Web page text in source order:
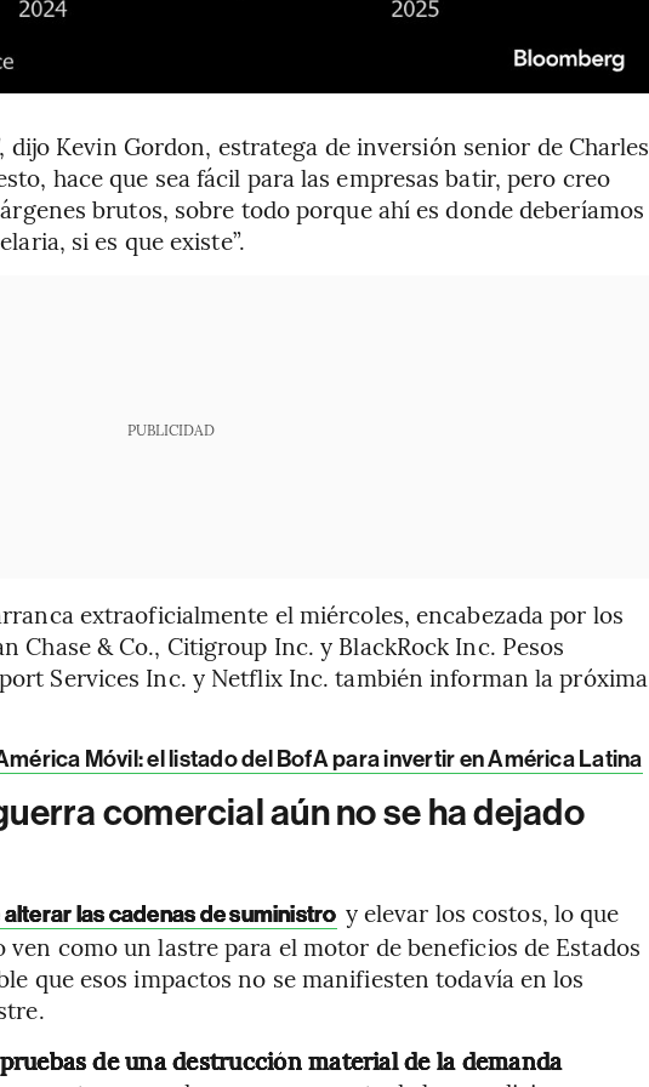
dijo Kevin Gordon, estratega de inversión senior de Charles
hace que sea fácil para las empresas batir, pero creo
brutos, sobre todo porque ahí es donde deberíamos
si es que existe”.
PUBLICIDAD
extraoficialmente el miércoles, encabezada por los
Chase & Co., Citigroup Inc. y BlackRock Inc. Pesos
Services Inc. y Netflix Inc. también informan la próxima
Móvil: el listado del BofA para invertir en América Latina
comercial aún no se ha dejado
las cadenas de suministro y elevar los costos, lo que
ven como un lastre para el motor de beneficios de Estados
que esos impactos no se manifiesten todavía en los
de una destrucción material de la demanda